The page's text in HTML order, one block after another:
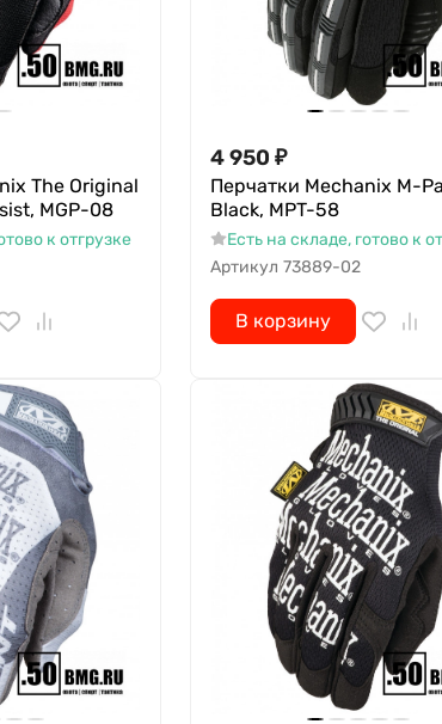
The Original
MGP-08
к отгрузке
4 950 ₽
Перчатки Mechanix M-
Black, MPT-58
Есть на складе, готово к
Артикул 73889-02
В корзину